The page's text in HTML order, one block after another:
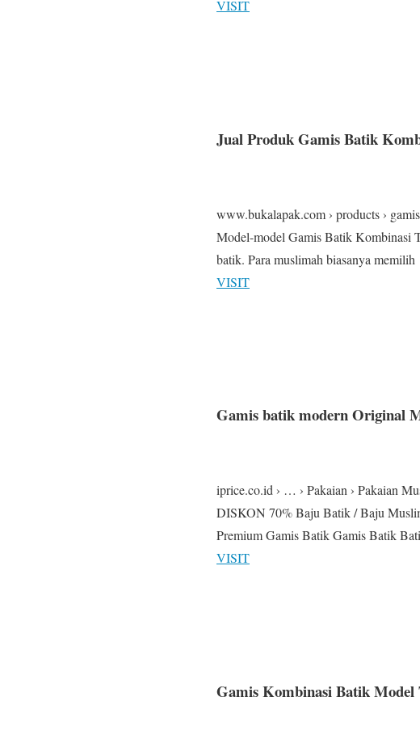
VISIT
Jual Produk Gamis Batik
www.bukalapak.com › products ›
Model-model Gamis Batik Kombinasi
batik. Para muslimah biasanya
VISIT
Gamis batik modern Original
iprice.co.id › … › Pakaian › Pakaian
DISKON 70% Baju Batik / Baju
Premium Gamis Batik Gamis Batik
VISIT
Gamis Kombinasi Batik